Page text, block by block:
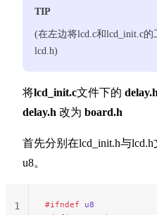
TIP
(在左边将lcd.c和lcd_init.c
lcd.h)
将lcd_init.c文件下的 delay.h
delay.h 改为 board.h
首先分别在lcd_init.h与
u8。
#ifndef u8
1